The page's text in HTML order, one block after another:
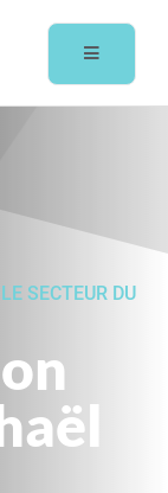
SECTEUR DU